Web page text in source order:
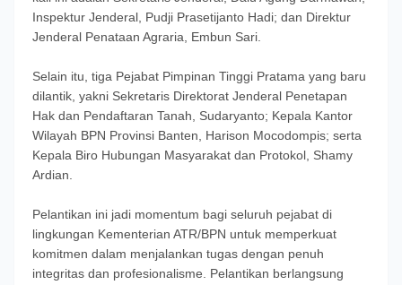
Inspektur Jenderal, Pudji Prasetijanto Hadi; dan Direktur
Jenderal Penataan Agraria, Embun Sari.
Selain itu, tiga Pejabat Pimpinan Tinggi Pratama yang baru
dilantik, yakni Sekretaris Direktorat Jenderal Penetapan
Hak dan Pendaftaran Tanah, Sudaryanto; Kepala Kantor
Wilayah BPN Provinsi Banten, Harison Mocodompis; serta
Kepala Biro Hubungan Masyarakat dan Protokol, Shamy
Ardian.
Pelantikan ini jadi momentum bagi seluruh pejabat di
lingkungan Kementerian ATR/BPN untuk memperkuat
komitmen dalam menjalankan tugas dengan penuh
integritas dan profesionalisme. Pelantikan berlangsung